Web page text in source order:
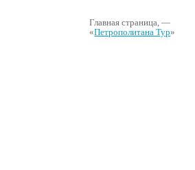
Главная страница, —
«Петрополитана Тур»